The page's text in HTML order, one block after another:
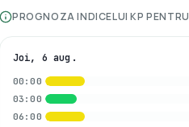
PROGNOZA INDICELUI KP PENTRU
Joi, 6 aug.
00:00
03:00
06:00